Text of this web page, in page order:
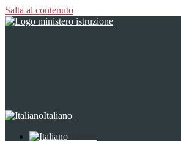
Salta al contenuto
Italiano